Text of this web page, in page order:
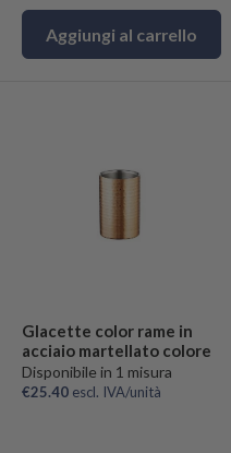
Aggiungi al carrello
Glacette color rame in
acciaio martellato colore
Disponibile in 1 misura
€25.40 escl. IVA/unità